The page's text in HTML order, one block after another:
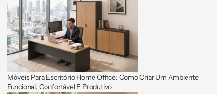
Móveis Para Escritório Home Office: Como Criar Um Ambiente
Funcional, Confortável E Produtivo